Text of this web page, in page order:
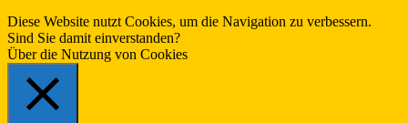
Diese Website nutzt Cookies, um die Navigation zu verbessern.
Sind Sie damit einverstanden?
Über die Nutzung von Cookies